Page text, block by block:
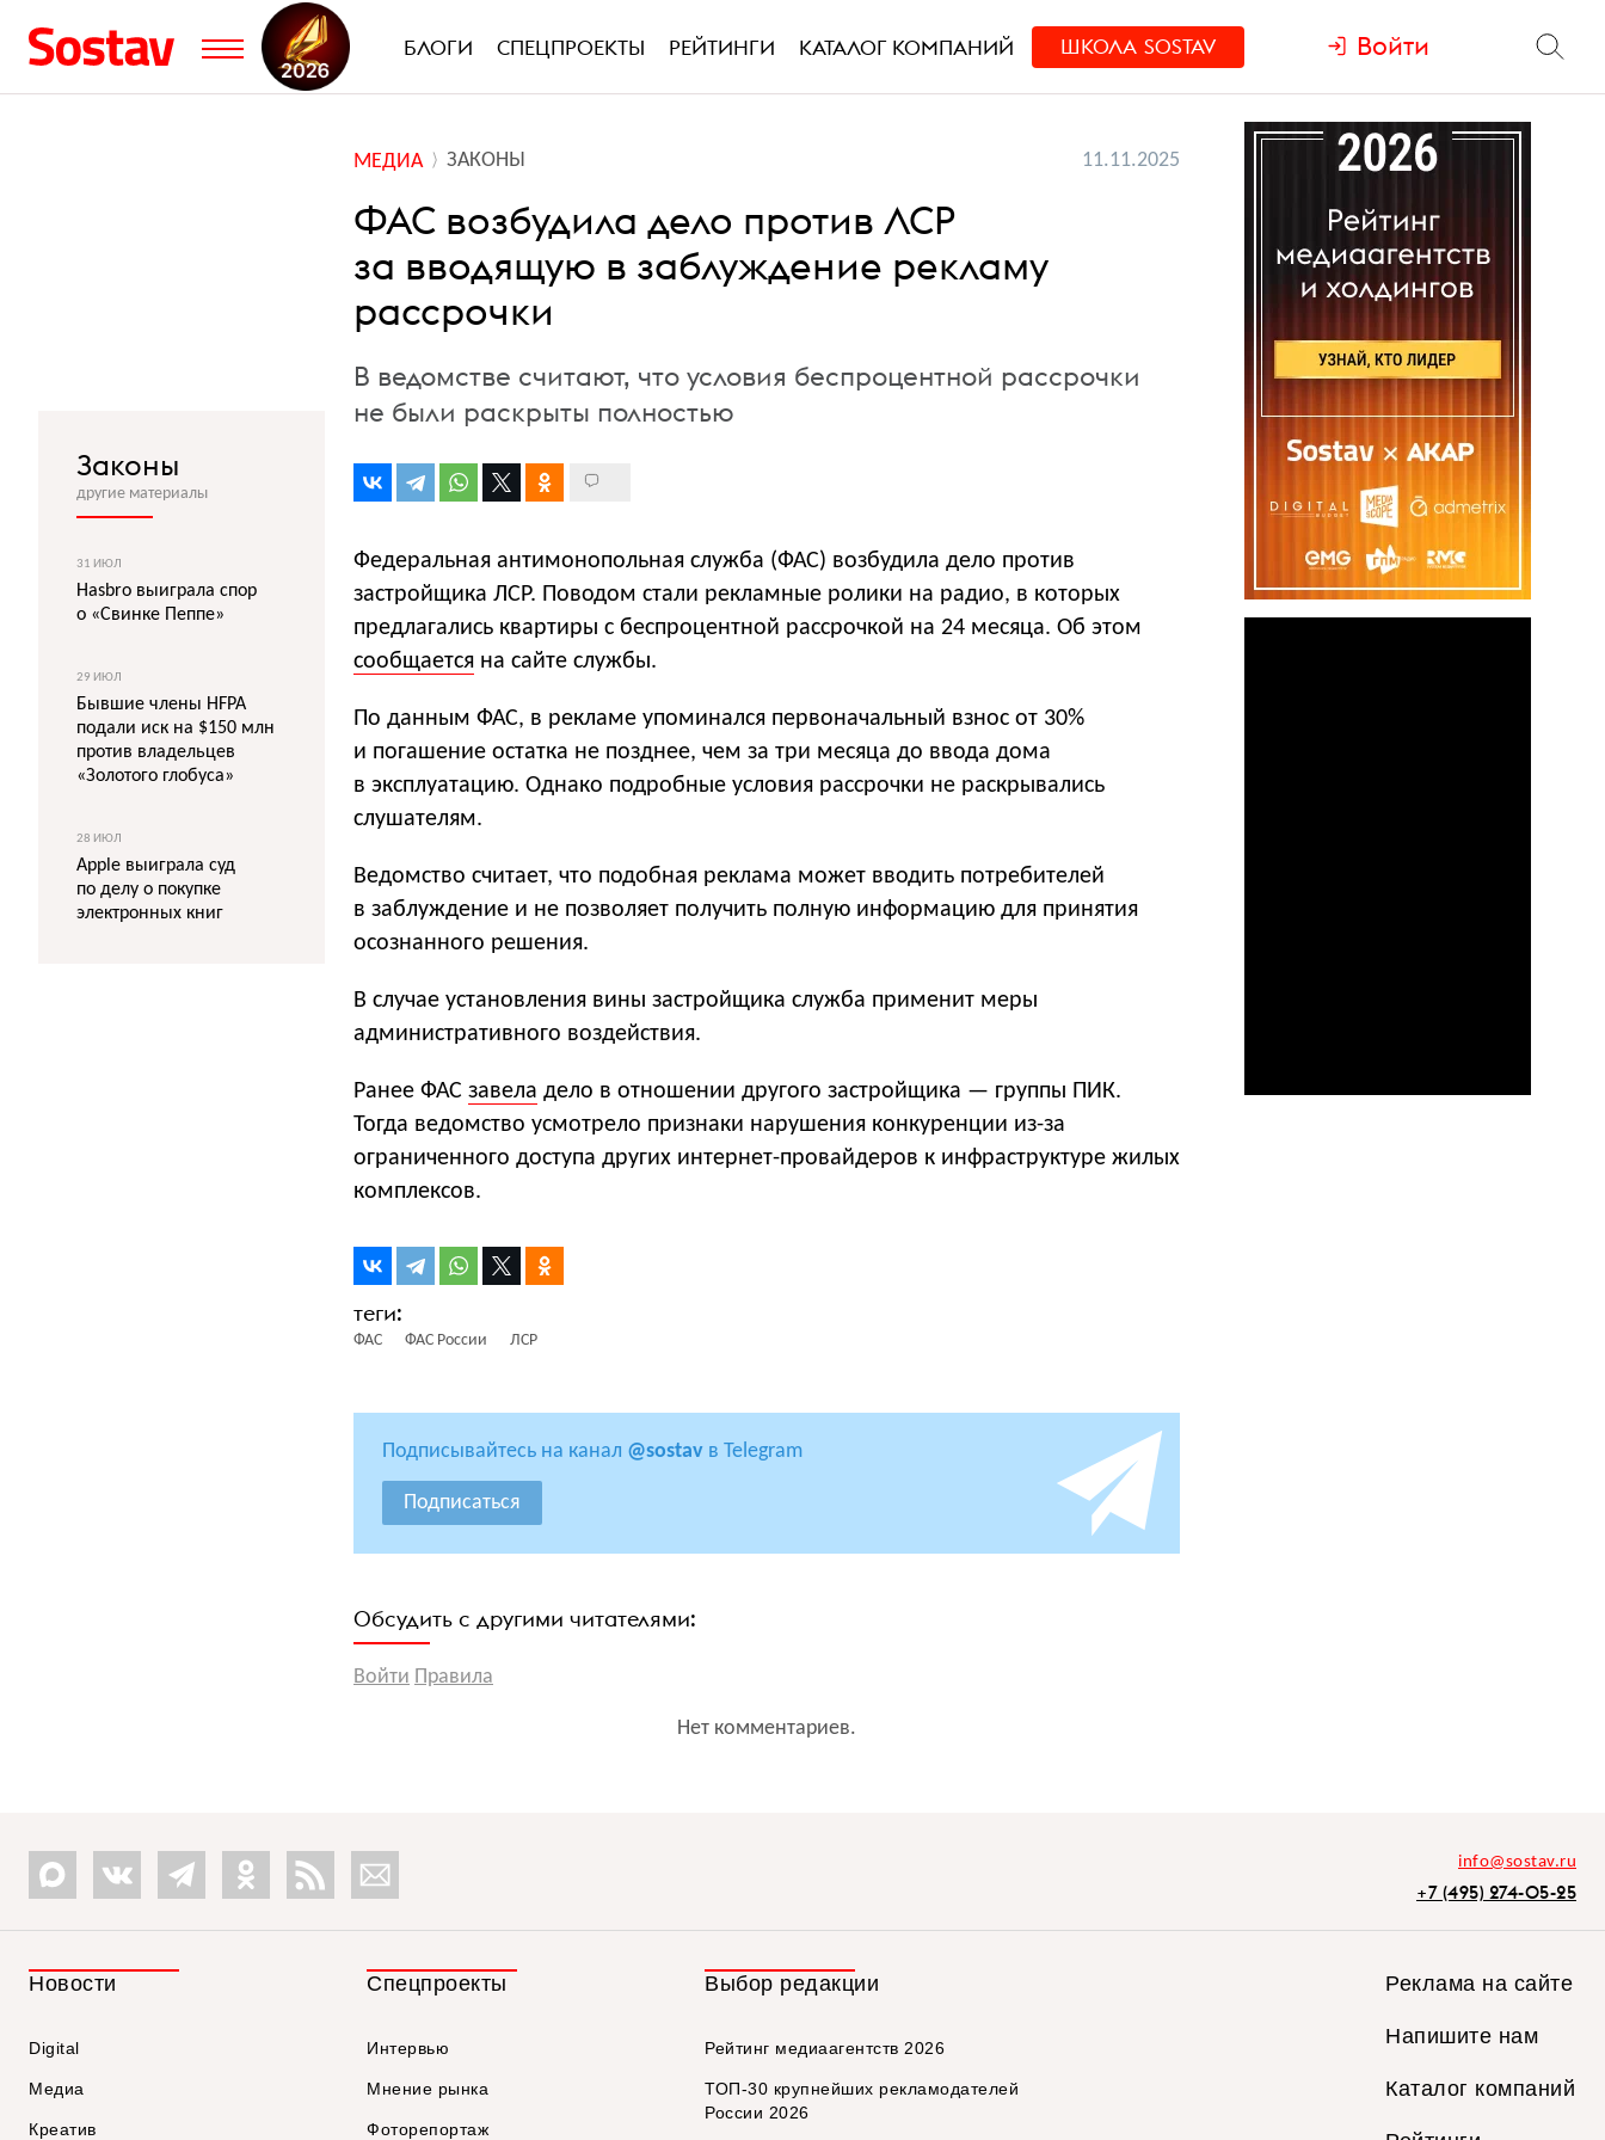
БЛОГИ СПЕЦПРОЕКТЫ РЕЙТИНГИ КАТАЛОГ КОМПАНИЙ ШКОЛА SOSTAV Войти
МЕДИА ЗАКОНЫ 11.11.2025
ФАС возбудила дело против ЛСР
за вводящую в заблуждение рекламу
рассрочки
В ведомстве считают, что условия беспроцентной рассрочки
не были раскрыты полностью
Федеральная антимонопольная служба (ФАС) возбудила дело против
застройщика ЛСР. Поводом стали рекламные ролики на радио, в которых
предлагались квартиры с беспроцентной рассрочкой на 24 месяца. Об этом
сообщается на сайте службы.
По данным ФАС, в рекламе упоминался первоначальный взнос от 30%
и погашение остатка не позднее, чем за три месяца до ввода дома
в эксплуатацию. Однако подробные условия рассрочки не раскрывались
слушателям.
Ведомство считает, что подобная реклама может вводить потребителей
в заблуждение и не позволяет получить полную информацию для принятия
осознанного решения.
В случае установления вины застройщика служба применит меры
административного воздействия.
Ранее ФАС завела дело в отношении другого застройщика — группы ПИК.
Тогда ведомство усмотрело признаки нарушения конкуренции из-за
ограниченного доступа других интернет-провайдеров к инфраструктуре жилых
комплексов.
ФАС ФАС России ЛСР
Подписывайтесь на канал @sostav в Telegram
Подписаться
Обсудить с другими читателями:
Войти Правила
Нет комментариев.
Законы
другие материалы
31 ИЮЛ
Hasbro выиграла спор
о «Свинке Пеппе»
29 ИЮЛ
Бывшие члены HFPA
подали иск на $150 млн
против владельцев
«Золотого глобуса»
28 ИЮЛ
Apple выиграла суд
по делу о покупке
электронных книг
info@sostav.ru
+7 (495) 274-05-25
Новости
Digital
Медиа
Креатив
Спецпроекты
Интервью
Мнение рынка
Фоторепортаж
Выбор редакции
Рейтинг медиаагентств 2026
ТОП-30 крупнейших рекламодателей
России 2026
Реклама на сайте
Напишите нам
Каталог компаний